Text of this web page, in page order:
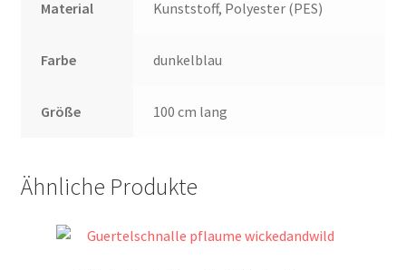
Material Kunststoff, Polyester (PES)
Farbe dunkelblau
Größe 100 cm lang
Ähnliche Produkte